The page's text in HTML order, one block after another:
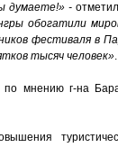
думаете!» -
обогатили
фестиваля в
тысяч человек».
по мнению г-на